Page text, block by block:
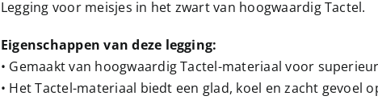
Legging voor meisjes in het zwart van hoogwaardig Tactel.
Eigenschappen van deze legging:
• Gemaakt van hoogwaardig Tactel-materiaal voor
• Het Tactel-materiaal biedt een glad, koel en zacht gevoel